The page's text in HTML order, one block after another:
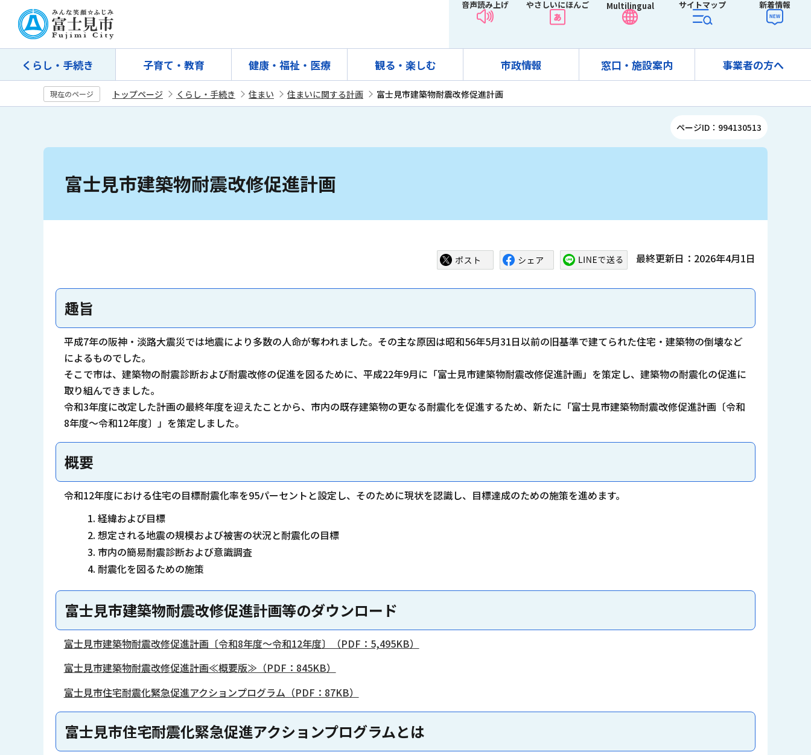
先
音声読み上げ やさしいにほんご Multilingual サイトマップ 新着情報
くらし・手続き 子育て・教育 健康・福祉・医療 観る・楽しむ 市政情報 窓口・施設案内 事業者の方へ
現在のページ トップページ くらし・手続き 住まい 住まいに関する計画 富士見市建築物耐震改修促進計画
ページID：994130513
富士見市建築物耐震改修促進計画
最終更新日：2026年4月1日
趣旨
平成7年の阪神・淡路大震災では地震により多数の人命が奪われました。その主な原因は昭和56年5月31日以前の旧基準で建てられた住宅・建築物の倒壊など
によるものでした。
そこで市は、建築物の耐震診断および耐震改修の促進を図るために、平成22年9月に「富士見市建築物耐震改修促進計画」を策定し、建築物の耐震化の促進に
取り組んできました。
令和3年度に改定した計画の最終年度を迎えたことから、市内の既存建築物の更なる耐震化を促進するため、新たに「富士見市建築物耐震改修促進計画〔令和
8年度～令和12年度〕」を策定しました。
概要
令和12年度における住宅の目標耐震化率を95パーセントと設定し、そのために現状を認識し、目標達成のための施策を進めます。
経緯および目標
想定される地震の規模および被害の状況と耐震化の目標
市内の簡易耐震診断および意識調査
耐震化を図るための施策
富士見市建築物耐震改修促進計画等のダウンロード
富士見市建築物耐震改修促進計画〔令和8年度～令和12年度〕（PDF：5,495KB）
富士見市建築物耐震改修促進計画≪概要版≫（PDF：845KB）
富士見市住宅耐震化緊急促進アクションプログラム（PDF：87KB）
富士見市住宅耐震化緊急促進アクションプログラムとは